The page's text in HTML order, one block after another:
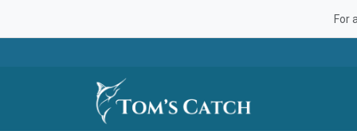
For